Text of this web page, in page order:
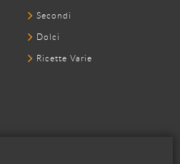
Secondi
Dolci
Ricette Varie